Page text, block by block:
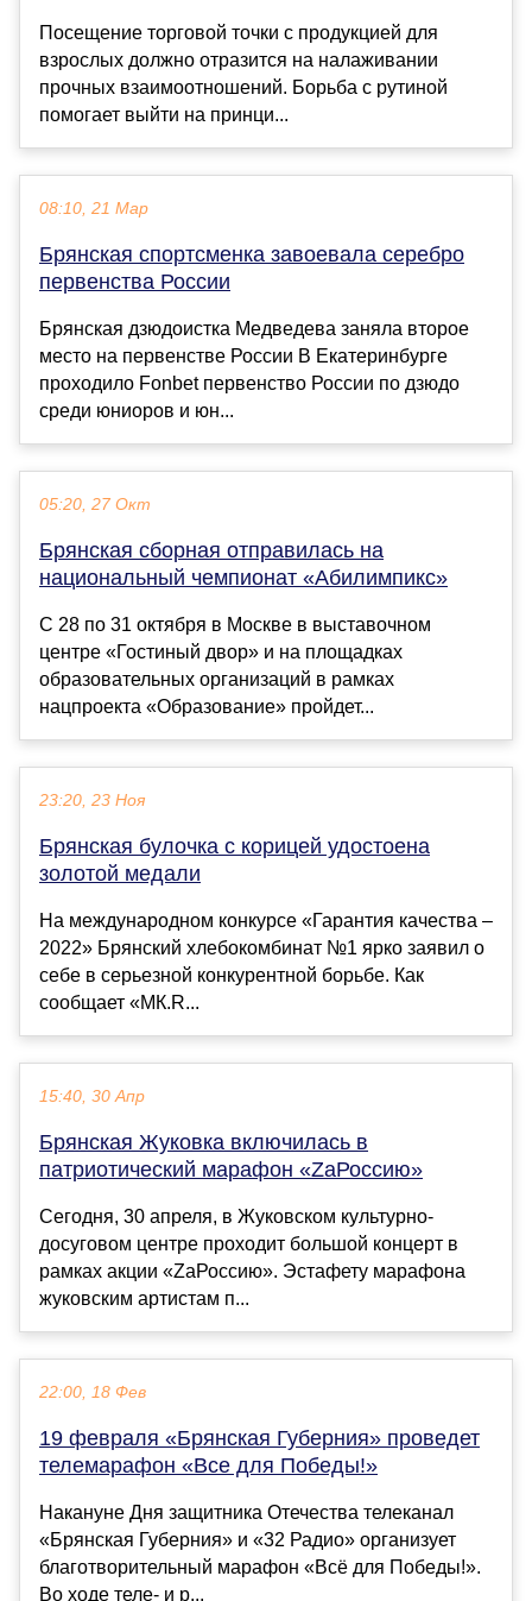
Посещение торговой точки с продукцией для
взрослых должно отразится на налаживании
прочных взаимоотношений. Борьба с рутиной
помогает выйти на принци...
08:10, 21 Мар
Брянская спортсменка завоевала серебро
первенства России
Брянская дзюдоистка Медведева заняла второе
место на первенстве России В Екатеринбурге
проходило Fonbet первенство России по дзюдо
среди юниоров и юн...
05:20, 27 Окт
Брянская сборная отправилась на
национальный чемпионат «Абилимпикс»
С 28 по 31 октября в Москве в выставочном
центре «Гостиный двор» и на площадках
образовательных организаций в рамках
нацпроекта «Образование» пройдет...
23:20, 23 Ноя
Брянская булочка с корицей удостоена
золотой медали
На международном конкурсе «Гарантия качества –
2022» Брянский хлебокомбинат №1 ярко заявил о
себе в серьезной конкурентной борьбе. Как
сообщает «МК.R...
15:40, 30 Апр
Брянская Жуковка включилась в
патриотический марафон «ZаРоссию»
Сегодня, 30 апреля, в Жуковском культурно-
досуговом центре проходит большой концерт в
рамках акции «ZаРоссию». Эстафету марафона
жуковским артистам п...
22:00, 18 Фев
19 февраля «Брянская Губерния» проведет
телемарафон «Все для Победы!»
Накануне Дня защитника Отечества телеканал
«Брянская Губерния» и «32 Радио» организует
благотворительный марафон «Всё для Победы!».
Во ходе теле- и р...